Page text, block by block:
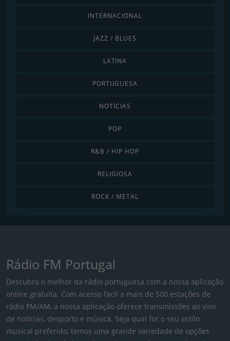
INTERNACIONAL
JAZZ / BLUES
LATINA
PORTUGUESA
NOTÍCIAS
POP
R&B / HIP HOP
RELIGIOSA
ROCK / METAL
Rádio FM Portugal
Descubra o melhor da rádio portuguesa com a nossa aplicação
online gratuita. Com acesso fácil a mais de 500 estações de
rádio FM/AM, a nossa aplicação oferece transmissões ao vivo
de notícias, desporto e música. Seja qual for o seu estilo
musical preferido, temos uma grande variedade de opções